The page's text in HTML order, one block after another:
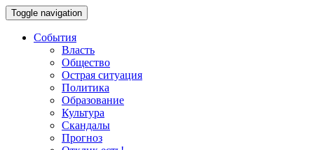
Toggle navigation
События
Власть
Общество
Острая ситуация
Политика
Образование
Культура
Скандалы
Прогноз